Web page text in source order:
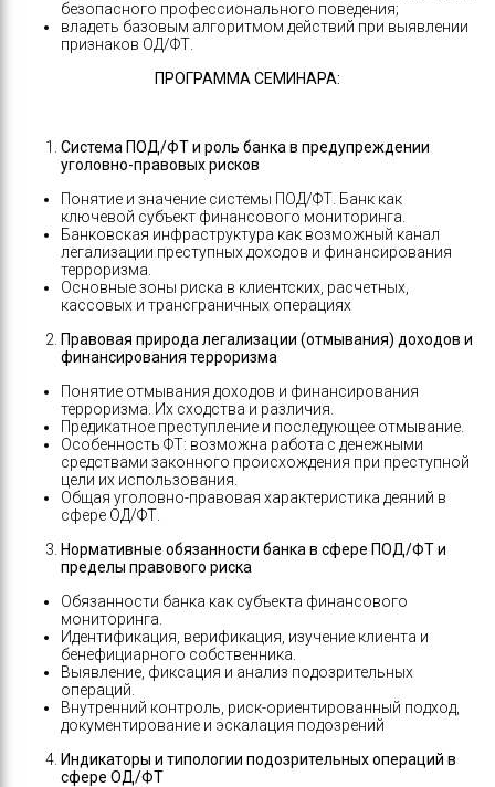
безопасного профессионального поведения;
владеть базовым алгоритмом действий при выявлении
признаков ОД/ФТ.
ПРОГРАММА СЕМИНАРА:
Система ПОД/ФТ и роль банка в предупреждении
уголовно-правовых рисков
Понятие и значение системы ПОД/ФТ. Банк как
ключевой субъект финансового мониторинга.
Банковская инфраструктура как возможный канал
легализации преступных доходов и финансирования
терроризма.
Основные зоны риска в клиентских, расчетных,
кассовых и трансграничных операциях
Правовая природа легализации (отмывания) доходов и
финансирования терроризма
Понятие отмывания доходов и финансирования
терроризма. Их сходства и различия.
Предикатное преступление и последующее отмывание.
Особенность ФТ: возможна работа с денежными
средствами законного происхождения при преступной
цели их использования.
Общая уголовно-правовая характеристика деяний в
сфере ОД/ФТ.
Нормативные обязанности банка в сфере ПОД/ФТ и
пределы правового риска
Обязанности банка как субъекта финансового
мониторинга.
Идентификация, верификация, изучение клиента и
бенефициарного собственника.
Выявление, фиксация и анализ подозрительных
операций.
Внутренний контроль, риск-ориентированный подход,
документирование и эскалация подозрений
Индикаторы и типологии подозрительных операций в
сфере ОД/ФТ